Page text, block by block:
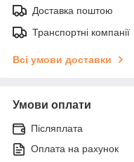
Доставка поштою
Транспортні компанії
Всі умови доставки
Умови оплати
Післяплата
Оплата на рахунок